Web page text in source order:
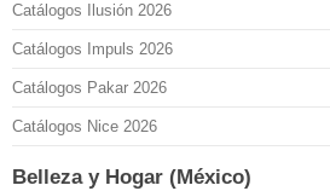
Catálogos Ilusión 2026
Catálogos Impuls 2026
Catálogos Pakar 2026
Catálogos Nice 2026
Belleza y Hogar (México)